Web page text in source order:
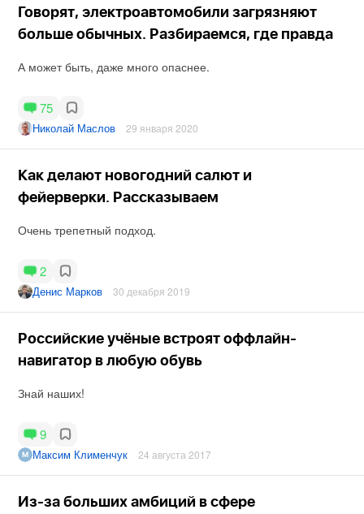
Говорят, электроавтомобили загрязняют
больше обычных. Разбираемся, где правда
А может быть, даже много опаснее.
75
Николай Маслов 29 января 2020
Как делают новогодний салют и
фейерверки. Рассказываем
Очень трепетный подход.
2
Денис Марков 30 декабря 2019
Российские учёные встроят оффлайн-
навигатор в любую обувь
Знай наших!
9
Максим Клименчук 24 августа 2017
Из-за больших амбиций в сфере